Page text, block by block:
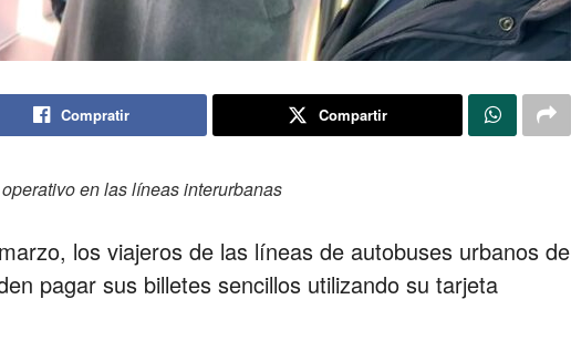
Compratir Compartir
en las líneas interurbanas
los viajeros de las líneas de autobuses urbanos de
pagar sus billetes sencillos utilizando su tarjeta